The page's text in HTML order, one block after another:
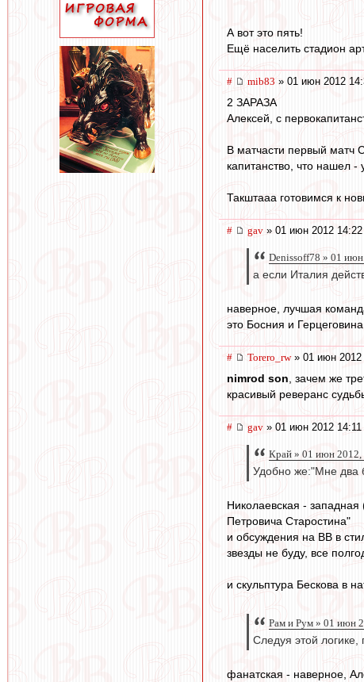
А вот это пять!
Ещё населить стадион
# mib83 » 01 июн 2012
2 ЗАРАЗА
Алексей, с
В матчасти первый матч
капитанство, что нашел
Такштааа готовимся к
# gav » 01 июн 2012 14:22
Denissoff78 » 01
а если Италия
наверное, лучшая
это Босния и Герцеговина
# Torero_rw» 01 июн 2012
nimrod son , зачем же
красивый реверанс
# gav » 01 июн 2012 14:11
Край » 01 июн 2012,
Удобно же:"Мне два
Николаевская -
Петровича Старостина"
и обсуждения на ВВ в
звезды не буду, все
и скульптура Бескова в
Рам и Рум » 01 июн
Следуя этой логике,
фанатская - наверное,